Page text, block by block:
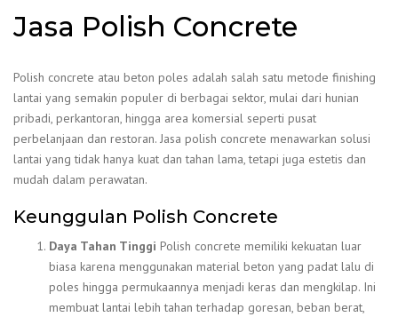
Jasa Polish Concrete
Polish concrete atau beton poles adalah salah satu metode finishing
lantai yang semakin populer di berbagai sektor, mulai dari hunian
pribadi, perkantoran, hingga area komersial seperti pusat
perbelanjaan dan restoran. Jasa polish concrete menawarkan solusi
lantai yang tidak hanya kuat dan tahan lama, tetapi juga estetis dan
mudah dalam perawatan.
Keunggulan Polish Concrete
Daya Tahan Tinggi Polish concrete memiliki kekuatan luar
biasa karena menggunakan material beton yang padat lalu di
poles hingga permukaannya menjadi keras dan mengkilap. Ini
membuat lantai lebih tahan terhadap goresan, beban berat,